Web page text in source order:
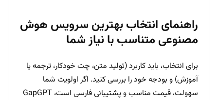
راهنمای انتخاب بهترین سرویس هوش
مصنوعی متناسب با نیاز شما
برای انتخاب، باید کاربرد (تولید متن، چت خودکار، ترجمه یا
آموزش) و بودجه خود را بررسی کنید. اگر اولویت شما
سهولت، قیمت مناسب و پشتیبانی فارسی است، GapGPT